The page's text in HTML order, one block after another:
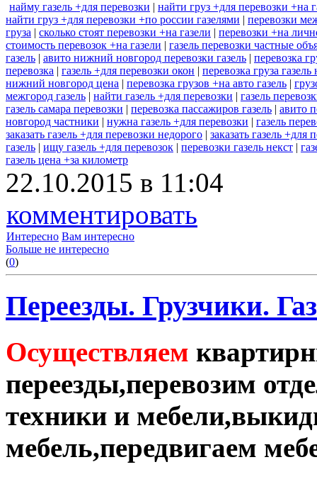
найму газель +для перевозки | найти груз +для перевозки +на
найти груз +для перевозки +по россии газелями | перевозки
груза | сколько стоят перевозки +на газели | перевозки +на
стоимость перевозок +на газели | газель перевозки частные
газель | авито нижний новгород перевозки газель | перевозка
перевозка | газель +для перевозки окон | перевозка груза
нижний новгород цена | перевозка грузов +на авто газель |
межгород газель | найти газель +для перевозки | газель
газель самара перевозки | перевозка пассажиров газель | авито
новгород частники | нужна газель +для перевозки | газель
заказать газель +для перевозки недорого | заказать газель +для
газель | ищу газель +для перевозок | перевозки газель некст |
газель цена +за километр
22.10.2015 в 11:04
комментировать
Интересно Вам интересно
Больше не интересно
(0)
Переезды. Грузчики.
Осуществляем
переезды,перевозим
техники и
мебель,передвигаем